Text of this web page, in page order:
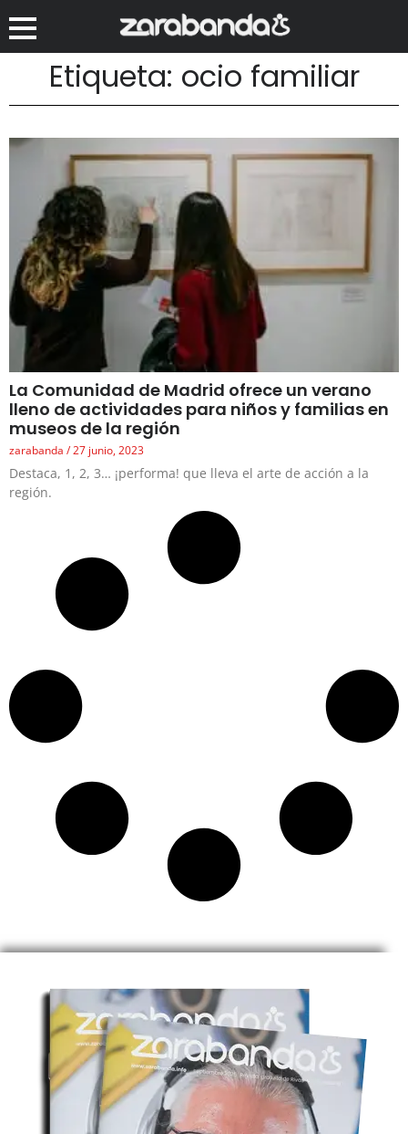
Etiqueta: ocio familiar
La Comunidad de Madrid ofrece un verano
lleno de actividades para niños y familias en
museos de la región
zarabanda 27 junio, 2023
Destaca, 1, 2, 3… ¡performa! que lleva el arte de acción a la
región.